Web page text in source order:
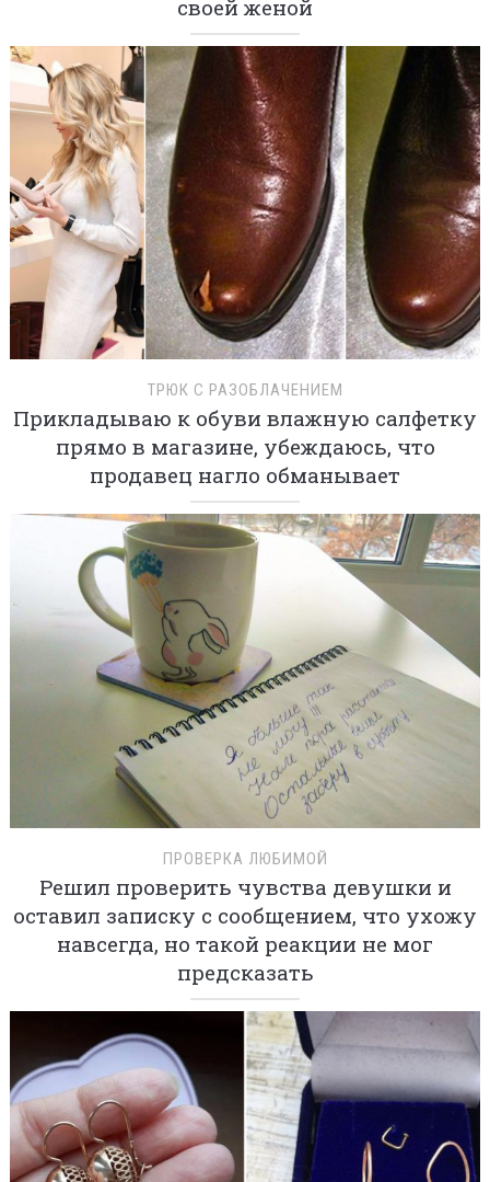
своей женой
ТРЮК С РАЗОБЛАЧЕНИЕМ
Прикладываю к обуви влажную салфетку
прямо в магазине, убеждаюсь, что
продавец нагло обманывает
ПРОВЕРКА ЛЮБИМОЙ
Решил проверить чувства девушки и
оставил записку с сообщением, что ухожу
навсегда, но такой реакции не мог
предсказать